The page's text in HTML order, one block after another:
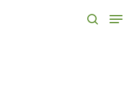
search